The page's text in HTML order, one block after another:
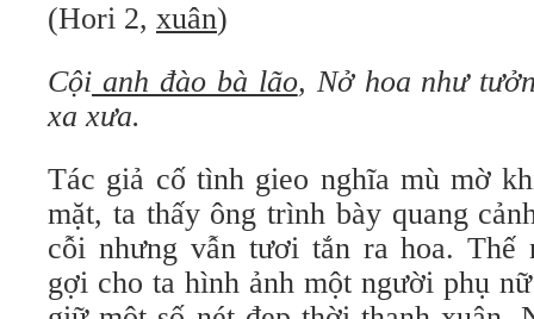
(Hori 2, xuân)
Cội anh đào bà lão, Nở hoa như
xa xưa.
Tác giả cố tình gieo nghĩa mù mờ
mặt, ta thấy ông trình bày quang
cỗi nhưng vẫn tươi tắn ra hoa. Thế
gợi cho ta hình ảnh một người phụ